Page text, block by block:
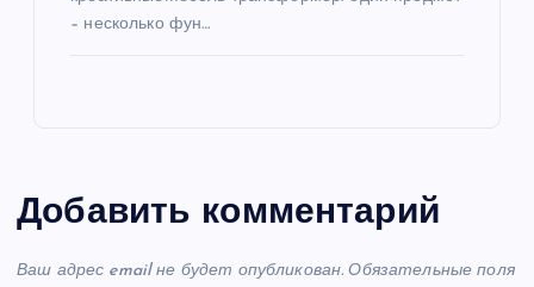
– несколько фун…
Добавить комментарий
Ваш адрес email не будет опубликован. Обязательные поля